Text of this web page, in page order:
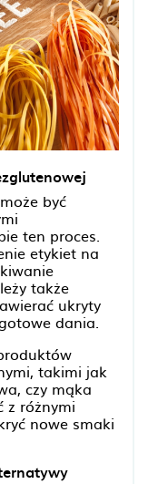
być
ten proces.
etykiet na
także
ukryty
dania.
takimi jak
czy mąka
z różnymi
nowe smaki